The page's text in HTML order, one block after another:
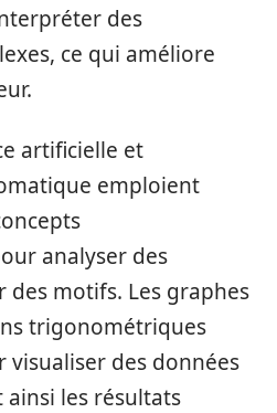
des
ce qui améliore
artificielle et
emploient
analyser des
des motifs. Les graphes
trigonométriques
visualiser des données
les résultats